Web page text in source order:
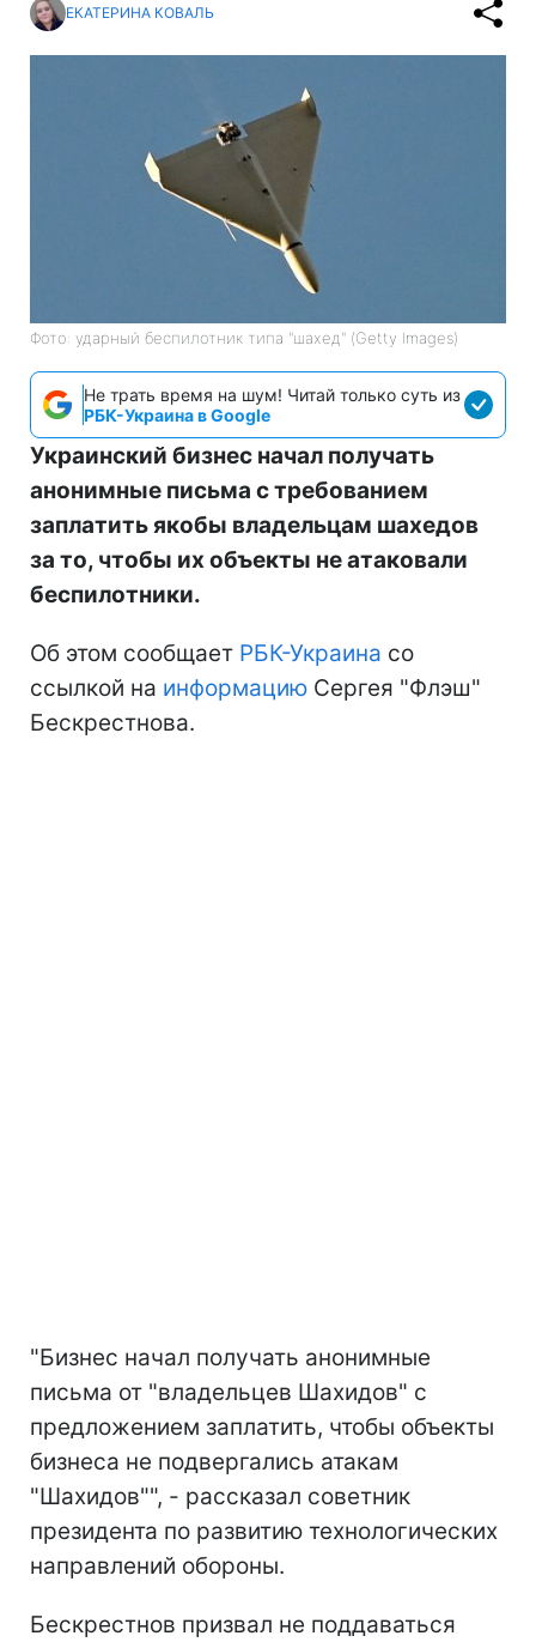
ЕКАТЕРИНА КОВАЛЬ
Фото: ударный беспилотник типа "шахед" (Getty Images)
Не трать время на шум! Читай только суть из
РБК-Украина в Google
Украинский бизнес начал получать
анонимные письма с требованием
заплатить якобы владельцам шахедов
за то, чтобы их объекты не атаковали
беспилотники.
Об этом сообщает РБК-Украина со
ссылкой на информацию Сергея "Флэш"
Бескрестнова.
"Бизнес начал получать анонимные
письма от "владельцев Шахидов" с
предложением заплатить, чтобы объекты
бизнеса не подвергались атакам
"Шахидов"", - рассказал советник
президента по развитию технологических
направлений обороны.
Бескрестнов призвал не поддаваться